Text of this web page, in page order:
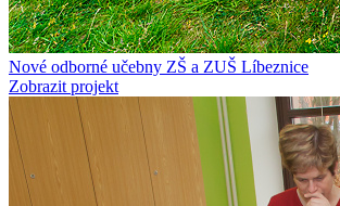
Nové odborné učebny ZŠ a ZUŠ Líbeznice
Zobrazit projekt